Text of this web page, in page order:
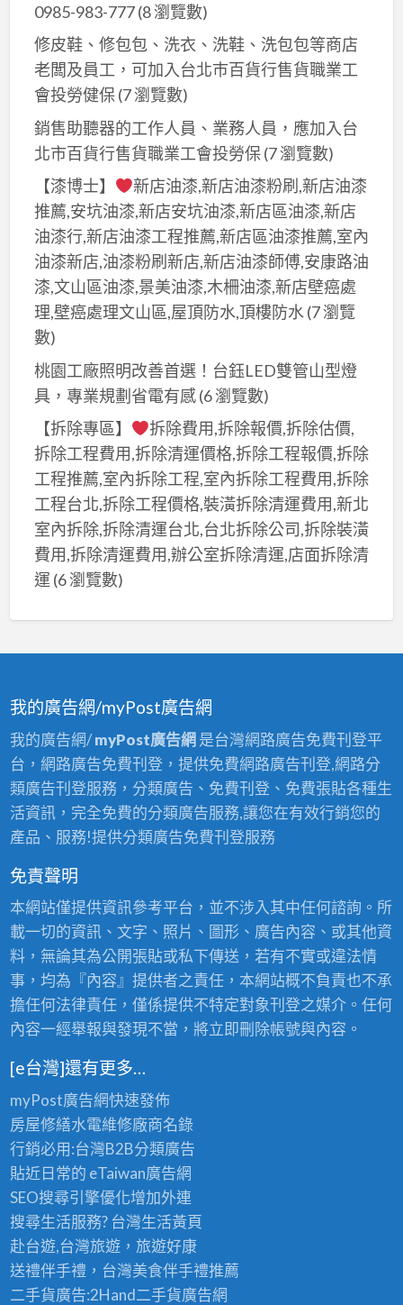
0985-983-777(8 瀏覽數)
修皮鞋、修包包、洗衣、洗鞋、洗包包等商店
老闆及員工，可加入台北巿百貨行售貨職業工
會投勞健保(7 瀏覽數)
銷售助聽器的工作人員、業務人員，應加入台
北市百貨行售貨職業工會投勞保(7 瀏覽數)
【漆博士】
新店油漆,新店油漆粉刷,新店油漆
推薦,安坑油漆,新店安坑油漆,新店區油漆,新店
油漆行,新店油漆工程推薦,新店區油漆推薦,室內
油漆新店,油漆粉刷新店,新店油漆師傅,安康路油
漆,文山區油漆,景美油漆,木柵油漆,新店壁癌處
理,壁癌處理文山區,屋頂防水,頂樓防水(7 瀏覽
數)
桃園工廠照明改善首選！台鈺LED雙管山型燈
具，專業規劃省電有感(6 瀏覽數)
【拆除專區】
拆除費用,拆除報價,拆除估價,
拆除工程費用,拆除清運價格,拆除工程報價,拆除
工程推薦,室內拆除工程,室內拆除工程費用,拆除
工程台北,拆除工程價格,裝潢拆除清運費用,新北
室內拆除,拆除清運台北,台北拆除公司,拆除裝潢
費用,拆除清運費用,辦公室拆除清運,店面拆除清
運 (6 瀏覽數)
我的廣告網/myPost廣告網
我的廣告網/myPost廣告網 是台灣網路廣告免費刊登平
台，網路廣告免費刊登，提供免費網路廣告刊登,網路分
類廣告刊登服務，分類廣告、免費刊登、免費張貼各種生
活資訊，完全免費的分類廣告服務,讓您在有效行銷您的
產品、服務!提供分類廣告免費刊登服務
免責聲明
本網站僅提供資訊參考平台，並不涉入其中任何諮詢。所
載一切的資訊、文字、照片、圖形、廣告內容、或其他資
料，無論其為公開張貼或私下傳送，若有不實或違法情
事，均為『內容』提供者之責任，本網站概不負責也不承
擔任何法律責任，僅係提供不特定對象刊登之媒介。任何
內容一經舉報與發現不當，將立即刪除帳號與內容。
[e台灣]還有更多…
myPost廣告網快速發佈
房屋修繕水電維修廠商名錄
行銷必用:台灣B2B分類廣告
貼近日常的 eTaiwan廣告網
SEO搜尋引擎優化增加外連
搜尋生活服務? 台灣生活黃頁
赴台遊,台灣旅遊，旅遊好康
送禮伴手禮，台灣美食伴手禮推薦
二手貨廣告:2Hand二手貨廣告網